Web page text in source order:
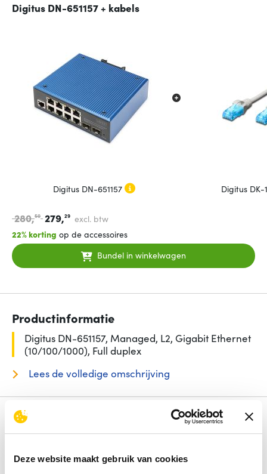
Deze website maakt gebruik van cookies
Digitus DN-651157 + kabels
Digitus DN-651157 Digitus DK-
280,50 279,29
excl. btw
22% korting op de accessoires
Bundel in winkelwagen
Productinformatie
Digitus DN-651157, Managed, L2, Gigabit Ethernet
(10/100/1000), Full duplex
Lees de volledige omschrijving
Specificaties
Switch type Managed
Power over Ethernet (PoE)
Nee